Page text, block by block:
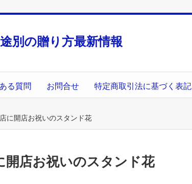
別の贈り方最新情報
る質問 お問合せ 特定商取引法に基づく表記
に開店お祝いのスタンド花
開店お祝いのスタンド花